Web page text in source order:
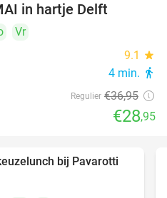
in hartje Delft
Vr
9.1 star
4 min. directions_walk
Regulier €36,95
€28,95
31%
bij Pavarotti